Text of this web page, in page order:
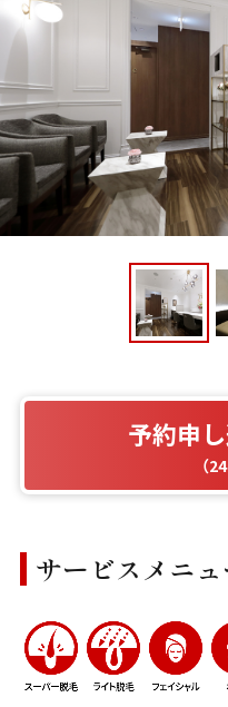
予約申
（
サービスメニュ